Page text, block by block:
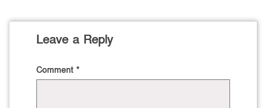
Leave a Reply
Comment *